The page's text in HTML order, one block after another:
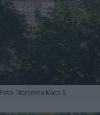
Fotó: Marcelina Mace S.